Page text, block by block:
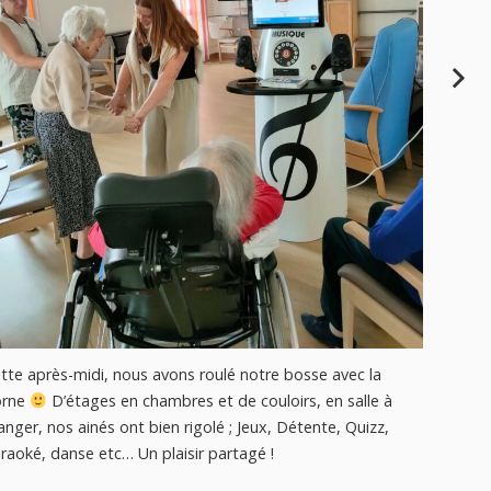
après-midi, nous avons roulé notre bosse avec la
D’étages en chambres et de couloirs, en salle à
nos ainés ont bien rigolé ; Jeux, Détente, Quizz,
danse etc… Un plaisir partagé !